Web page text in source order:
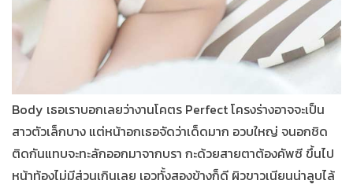
Body เธอเราบอกเลยว่างานโคตร Perfectโครงร่างอาจจะเป็น
สาวตัวเล็กบาง แต่หน้าอกเธอจัดว่าเด็ดมาก อวบใหญ่ จนอกชิด
ติดกันแทบจะทะลักออกมาจากบรา กะด้วยสายตาต้องคัพซี ขึ้นไป
หน้าท้องไม่มีส่วนเกินเลย เอวทั้งสองข้างก็ดี ผิวขาวเนียนน่าลูบไล้